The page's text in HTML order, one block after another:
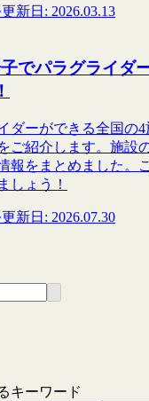
更新日 : 2026.03.13
子でパラグライダ
ダーができる全国の
ご紹介します。施設
報をまとめました。
しょう！
更新日 : 2026.07.30
キーワード